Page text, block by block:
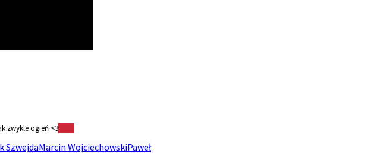
zwykle ogień <3
SzwejdaMarcin WojciechowskiPaweł